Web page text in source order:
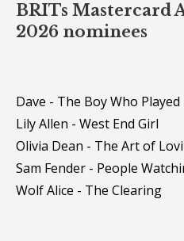
BRITs Mastercard
2026 nominees
Dave - The Boy Who
Lily Allen - West End Girl
Olivia Dean - The Art of
Sam Fender - People
Wolf Alice - The Clearing